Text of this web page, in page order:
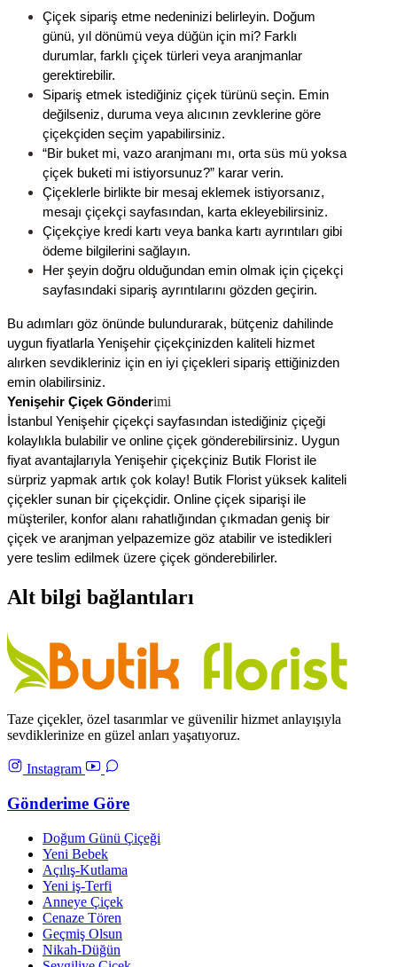
Çiçek sipariş etme nedeninizi belirleyin. Doğum
günü, yıl dönümü veya düğün için mi? Farklı
durumlar, farklı çiçek türleri veya aranjmanlar
gerektirebilir.
Sipariş etmek istediğiniz çiçek türünü seçin. Emin
değilseniz, duruma veya alıcının zevklerine göre
çiçekçiden seçim yapabilirsiniz.
“Bir buket mi, vazo aranjmanı mı, orta süs mü yoksa
çiçek buketi mi istiyorsunuz?” karar verin.
Çiçeklerle birlikte bir mesaj eklemek istiyorsanız,
mesajı çiçekçi sayfasından, karta ekleyebilirsiniz.
Çiçekçiye kredi kartı veya banka kartı ayrıntıları gibi
ödeme bilgilerini sağlayın.
Her şeyin doğru olduğundan emin olmak için çiçekçi
sayfasındaki sipariş ayrıntılarını gözden geçirin.
Bu adımları göz önünde bulundurarak, bütçeniz dahilinde
uygun fiyatlarla Yenişehir çiçekçinizden kaliteli hizmet
alırken sevdikleriniz için en iyi çiçekleri sipariş ettiğinizden
emin olabilirsiniz.
Yenişehir Çiçek Gönderimi
İstanbul Yenişehir çiçekçi sayfasından istediğiniz çiçeği
kolaylıkla bulabilir ve online çiçek gönderebilirsiniz. Uygun
fiyat avantajlarıyla Yenişehir çiçekçiniz Butik Florist ile
sürpriz yapmak artık çok kolay! Butik Florist yüksek kaliteli
çiçekler sunan bir çiçekçidir. Online çiçek siparişi ile
müşteriler, konfor alanı rahatlığından çıkmadan geniş bir
çiçek ve aranjman yelpazemize göz atabilir ve istedikleri
yere teslim edilmek üzere çiçek gönderebilirler.
Alt bilgi bağlantıları
Taze çiçekler, özel tasarımlar ve güvenilir hizmet anlayışıyla
sevdiklerinize en güzel anları yaşatıyoruz.
Instagram
Gönderime Göre
Doğum Günü Çiçeği
Yeni Bebek
Açılış-Kutlama
Yeni iş-Terfi
Anneye Çiçek
Cenaze Tören
Geçmiş Olsun
Nikah-Düğün